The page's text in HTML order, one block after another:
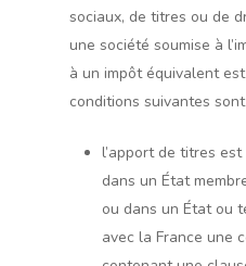
sociaux, de titres ou de
une société soumise à
à un impôt équivalent
conditions suivantes
l’apport de titres
dans un État
ou dans un État ou
avec la France une